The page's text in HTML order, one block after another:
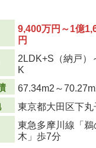
9,400万円～1億
円
2LDK+S（納戸）
K
67.34m2 ～70.27m
東京都大田区下丸
東急多摩川線「鵜
木」歩7分